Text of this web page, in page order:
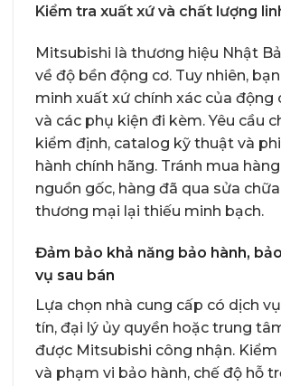
Kiểm tra xuất xứ và chất lượng
Mitsubishi là thương hiệu Nhật
về độ bền động cơ. Tuy nhiên,
minh xuất xứ chính xác của động
và các phụ kiện đi kèm. Yêu cầu
kiểm định, catalog kỹ thuật và
hành chính hãng. Tránh mua
nguồn gốc, hàng đã qua sửa
thương mại lại thiếu minh bạch.
Đảm bảo khả năng bảo hành,
vụ sau bán
Lựa chọn nhà cung cấp có dịch
tín, đại lý ủy quyền hoặc trung
được Mitsubishi công nhận.
và phạm vi bảo hành, chế độ hỗ